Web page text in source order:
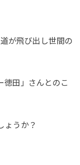
が飛び出し世間の
徳田」さんとのこ
ょうか？